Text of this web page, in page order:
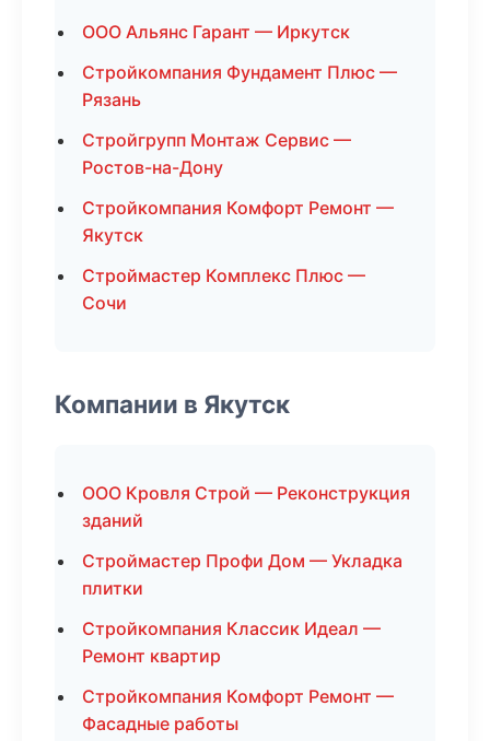
ООО Альянс Гарант — Иркутск
Стройкомпания Фундамент Плюс —
Рязань
Стройгрупп Монтаж Сервис —
Ростов-на-Дону
Стройкомпания Комфорт Ремонт —
Якутск
Строймастер Комплекс Плюс —
Сочи
Компании в Якутск
ООО Кровля Строй — Реконструкция
зданий
Строймастер Профи Дом — Укладка
плитки
Стройкомпания Классик Идеал —
Ремонт квартир
Стройкомпания Комфорт Ремонт —
Фасадные работы